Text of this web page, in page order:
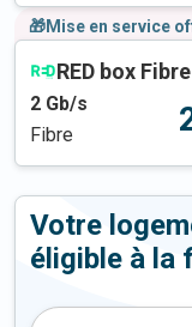
🎁Mise en service
RED box
2 Gb/s
Fibre
Votre
éligible à la